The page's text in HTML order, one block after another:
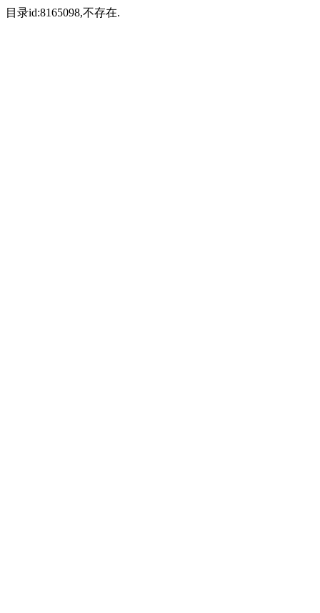
目录id:8165098,不存在.